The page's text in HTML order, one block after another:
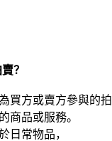
？
買方或賣方參與的拍
商品或服務。
日常物品，